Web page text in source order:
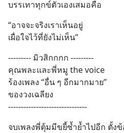
บรรเทาทุกข์ตัวเองเสมอคือ
“อาจจะจริงเราเห็นอยู่
เผื่อใจไว้ที่ยังไม่เห็น”
--------- มิวสิกกกก ---------
คุณพละและพี่หมู the voice
ร้องเพลง “อื่น ๆ อีกมากมาย”
ของวงเฉลียง
-------------------------------
จบเพลงพี่ตุ้มมีขยี้ซ้ำย้ำไปอีก ตั้ง